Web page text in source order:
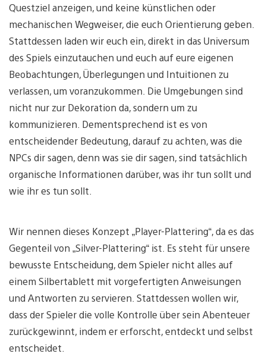
Questziel anzeigen, und keine künstlichen oder
mechanischen Wegweiser, die euch Orientierung geben.
Stattdessen laden wir euch ein, direkt in das Universum
des Spiels einzutauchen und euch auf eure eigenen
Beobachtungen, Überlegungen und Intuitionen zu
verlassen, um voranzukommen. Die Umgebungen sind
nicht nur zur Dekoration da, sondern um zu
kommunizieren. Dementsprechend ist es von
entscheidender Bedeutung, darauf zu achten, was die
NPCs dir sagen, denn was sie dir sagen, sind tatsächlich
organische Informationen darüber, was ihr tun sollt und
wie ihr es tun sollt.
Wir nennen dieses Konzept „Player-Plattering“, da es das
Gegenteil von „Silver-Plattering“ ist. Es steht für unsere
bewusste Entscheidung, dem Spieler nicht alles auf
einem Silbertablett mit vorgefertigten Anweisungen
und Antworten zu servieren. Stattdessen wollen wir,
dass der Spieler die volle Kontrolle über sein Abenteuer
zurückgewinnt, indem er erforscht, entdeckt und selbst
entscheidet.